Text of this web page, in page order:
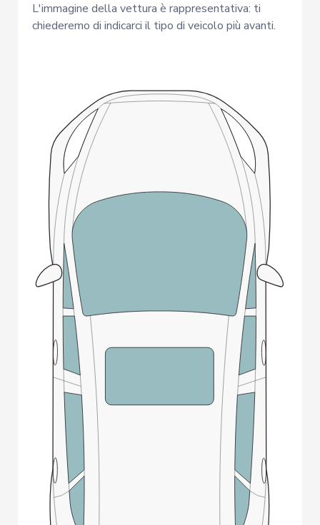
L'immagine della vettura è rappresentativa: ti
chiederemo di indicarci il tipo di veicolo più avanti.